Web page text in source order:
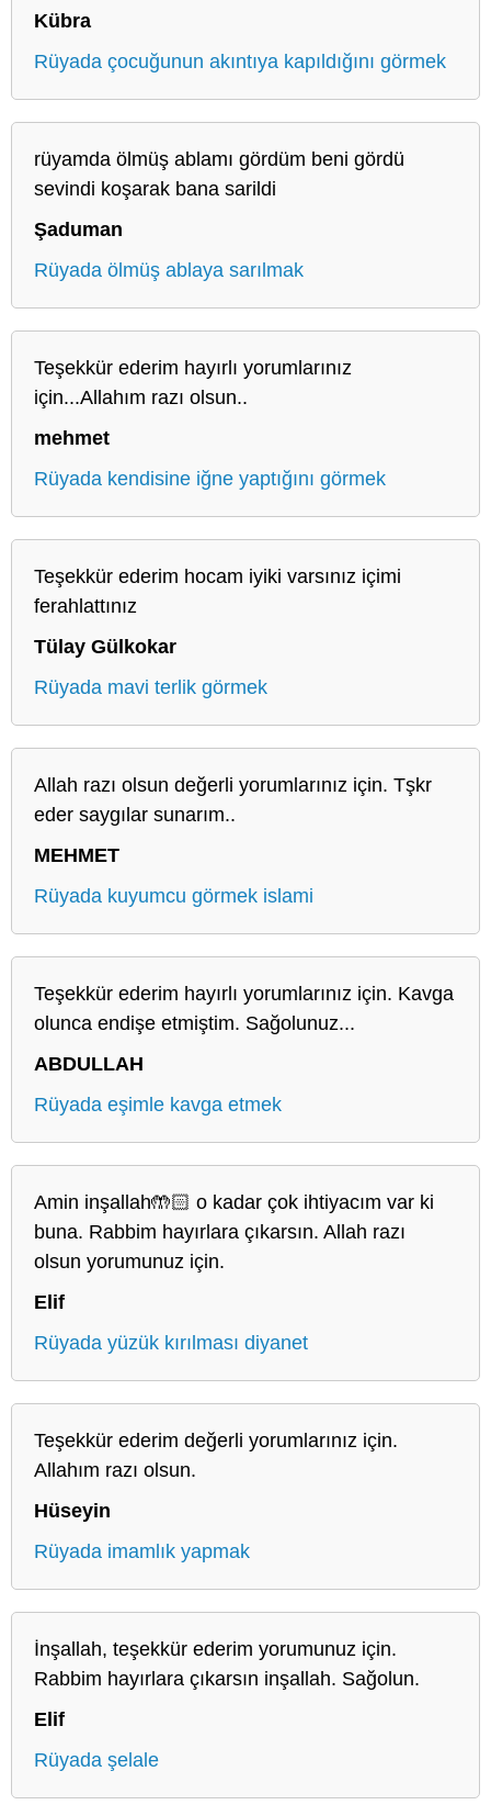
Kübra
Rüyada çocuğunun akıntıya kapıldığını görmek
rüyamda ölmüş ablamı gördüm beni gördü
sevindi koşarak bana sarildi
Şaduman
Rüyada ölmüş ablaya sarılmak
Teşekkür ederim hayırlı yorumlarınız
için...Allahım razı olsun..
mehmet
Rüyada kendisine iğne yaptığını görmek
Teşekkür ederim hocam iyiki varsınız içimi
ferahlattınız
Tülay Gülkokar
Rüyada mavi terlik görmek
Allah razı olsun değerli yorumlarınız için. Tşkr
eder saygılar sunarım..
MEHMET
Rüyada kuyumcu görmek islami
Teşekkür ederim hayırlı yorumlarınız için. Kavga
olunca endişe etmiştim. Sağolunuz...
ABDULLAH
Rüyada eşimle kavga etmek
Amin inşallah🤲🏻 o kadar çok ihtiyacım var ki
buna. Rabbim hayırlara çıkarsın. Allah razı
olsun yorumunuz için.
Elif
Rüyada yüzük kırılması diyanet
Teşekkür ederim değerli yorumlarınız için.
Allahım razı olsun.
Hüseyin
Rüyada imamlık yapmak
İnşallah, teşekkür ederim yorumunuz için.
Rabbim hayırlara çıkarsın inşallah. Sağolun.
Elif
Rüyada şelale